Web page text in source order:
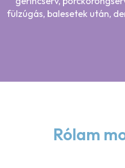
fülzúgás, balesetek után,
Rólam